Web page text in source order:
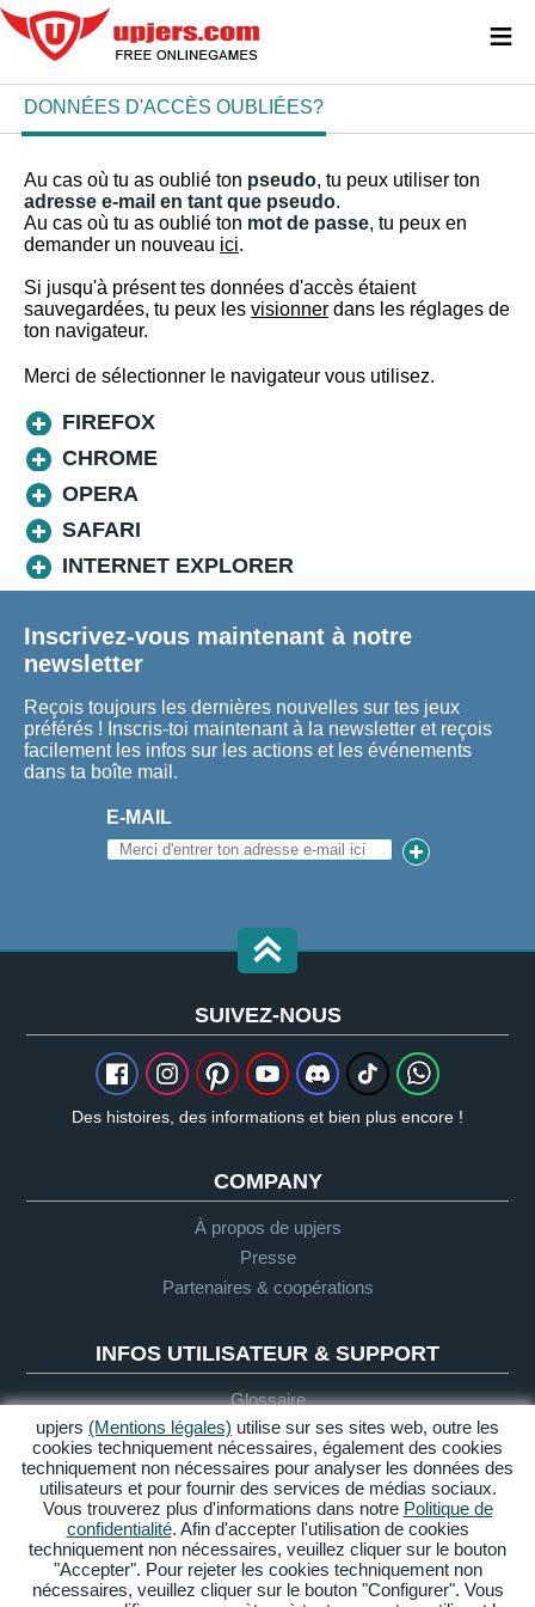
DONNÉES D'ACCÈS OUBLIÉES?
Au cas où tu as oublié ton pseudo, tu peux utiliser ton
adresse e-mail en tant que pseudo.
Au cas où tu as oublié ton mot de passe, tu peux en
demander un nouveau ici.
Si jusqu'à présent tes données d'accès étaient
sauvegardées, tu peux les visionner dans les réglages de
ton navigateur.
Merci de sélectionner le navigateur vous utilisez.
FIREFOX
CHROME
OPERA
SAFARI
INTERNET EXPLORER
Inscrivez-vous maintenant à notre
newsletter
Reçois toujours les dernières nouvelles sur tes jeux
préférés ! Inscris-toi maintenant à la newsletter et reçois
facilement les infos sur les actions et les événements
dans ta boîte mail.
E-MAIL
SUIVEZ-NOUS
Des histoires, des informations et bien plus encore !
COMPANY
À propos de upjers
Presse
Partenaires & coopérations
INFOS UTILISATEUR & SUPPORT
Glossaire
Directives "Let's Play"
Support
Mentions
légales
Protection
des données
CGU Accessibilité
upjers (Mentions légales) utilise sur ses sites web, outre les
cookies techniquement nécessaires, également des cookies
techniquement non nécessaires pour analyser les données des
utilisateurs et pour fournir des services de médias sociaux.
Vous trouverez plus d'informations dans notre Politique de
confidentialité. Afin d'accepter l'utilisation de cookies
techniquement non nécessaires, veuillez cliquer sur le bouton
"Accepter". Pour rejeter les cookies techniquement non
nécessaires, veuillez cliquer sur le bouton "Configurer". Vous
≡